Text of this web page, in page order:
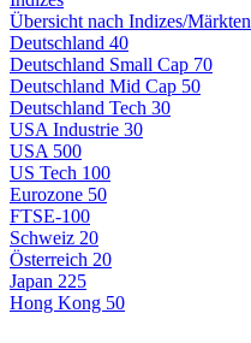
Übersicht nach Indizes/Märkten
Deutschland 40
Deutschland Small Cap 70
Deutschland Mid Cap 50
Deutschland Tech 30
USA Industrie 30
USA 500
US Tech 100
Eurozone 50
FTSE-100
Schweiz 20
Österreich 20
Japan 225
Hong Kong 50